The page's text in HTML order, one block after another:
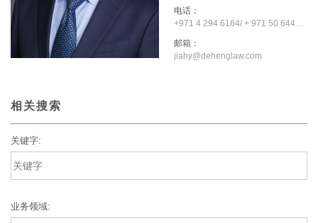
电话：
+971 4 294 6164/ + 971 50 6445909
邮箱：
jiahy@dehenglaw.com
相关搜索
关键字:
业务领域: